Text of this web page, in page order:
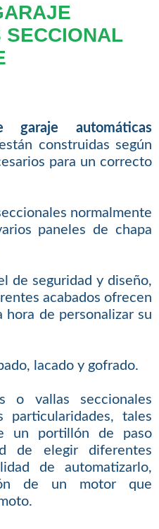
SECCIONAL
garaje automáticas
construidas según
para un correcto
normalmente
paneles de chapa
de seguridad y diseño,
acabados ofrecen
hora de personalizar su
lacado y gofrado.
o vallas seccionales
particularidades, tales
un portillón de paso
de elegir diferentes
de automatizarlo,
de un motor que